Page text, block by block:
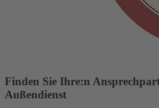
Finden Sie Ihre:n
Außendienst